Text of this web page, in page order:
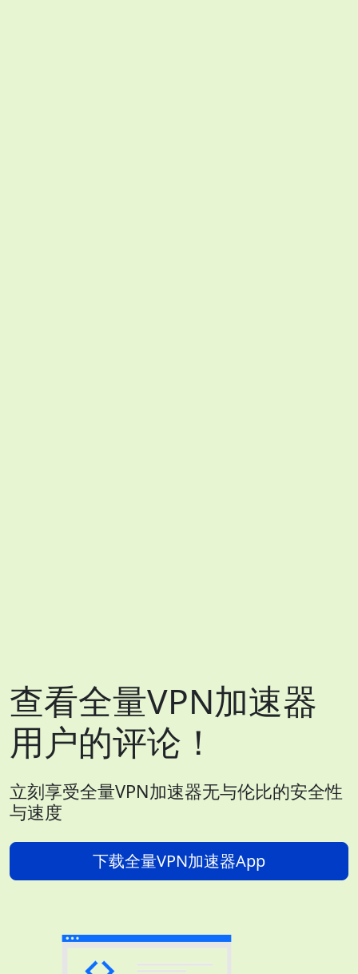
查看全量VPN加速器
用户的评论！
立刻享受全量VPN加速器无与伦比的安全性
与速度
下载全量VPN加速器App